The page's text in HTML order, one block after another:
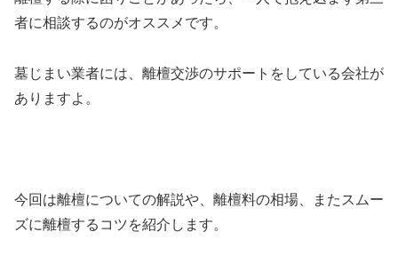
者に相談するのがオススメです。
墓じまい業者には、離檀交渉のサポートをしている会社が
ありますよ。
今回は離檀についての解説や、離檀料の相場、またスムー
ズに離檀するコツを紹介します。